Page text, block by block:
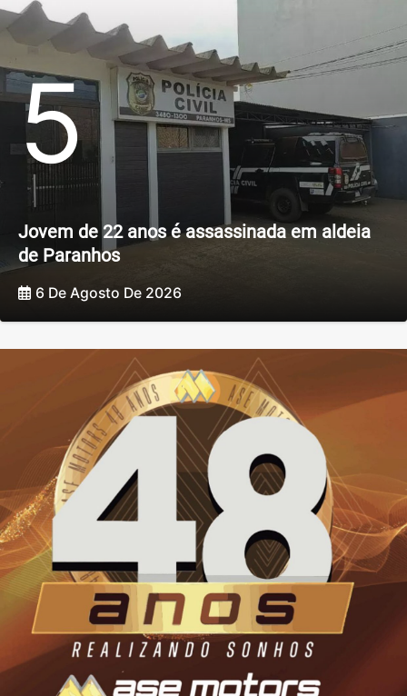
5
Jovem de 22 anos é assassinada em aldeia
de Paranhos
6 De Agosto De 2026